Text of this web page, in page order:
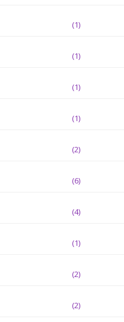
(1)
(1)
(1)
(1)
(2)
(6)
(4)
(1)
(2)
(2)